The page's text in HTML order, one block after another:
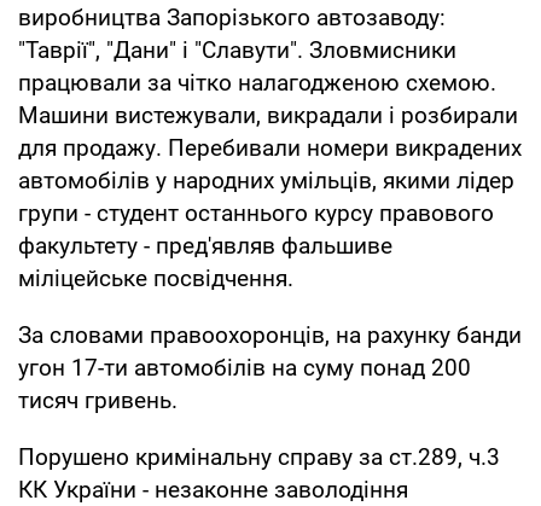
виробництва Запорізького автозаводу:
"Таврії", "Дани" і "Славути". Зловмисники
працювали за чітко налагодженою схемою.
Машини вистежували, викрадали і розбирали
для продажу. Перебивали номери викрадених
автомобілів у народних умільців, якими лідер
групи - студент останнього курсу правового
факультету - пред'являв фальшиве
міліцейське посвідчення.
За словами правоохоронців, на рахунку банди
угон 17-ти автомобілів на суму понад 200
тисяч гривень.
Порушено кримінальну справу за ст.289, ч.3
КК України - незаконне заволодіння